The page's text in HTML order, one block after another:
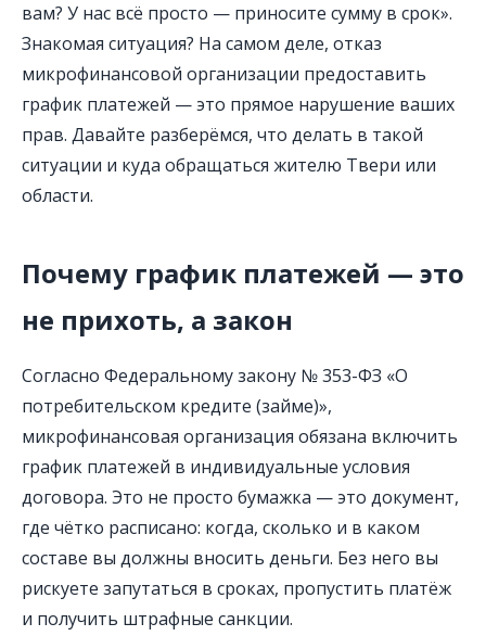
вам? У нас всё просто — приносите сумму в срок».
Знакомая ситуация? На самом деле, отказ
микрофинансовой организации предоставить
график платежей — это прямое нарушение ваших
прав. Давайте разберёмся, что делать в такой
ситуации и куда обращаться жителю Твери или
области.
Почему график платежей — это
не прихоть, а закон
Согласно Федеральному закону № 353-ФЗ «О
потребительском кредите (займе)»,
микрофинансовая организация обязана включить
график платежей в индивидуальные условия
договора. Это не просто бумажка — это документ,
где чётко расписано: когда, сколько и в каком
составе вы должны вносить деньги. Без него вы
рискуете запутаться в сроках, пропустить платёж
и получить штрафные санкции.